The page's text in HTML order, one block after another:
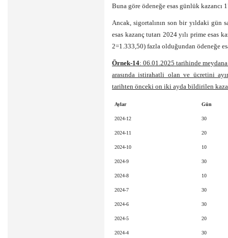
Buna göre ödeneğe esas günlük kazancı
Ancak, sigortalının son bir yıldaki gün
esas kazanç tutarı 2024 yılı prime esas
2=1.333,50) fazla olduğundan ödeneğe
Örnek-14: 06.01.2025 tarihinde
arasında istirahatli olan ve ücretini
tarihten önceki on iki ayda bildirilen
Aylar Gün
2024-12 30
2024-11 20
2024-10 10
2024-9 30
2024-8 10
2024-7 30
2024-6 30
2024-5 20
2024-4 30